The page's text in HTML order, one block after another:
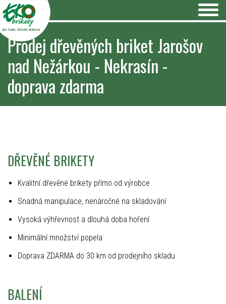
pro teplo Vašeho domova
Prodej dřevěných briket Jarošov
nad Nežárkou - Nekrasín -
doprava zdarma
DŘEVĚNÉ BRIKETY
Kvalitní dřevěné brikety přímo od výrobce
Snadná manipulace, nenáročné na skladování
Vysoká výhřevnost a dlouhá doba hoření
Minimální množství popela
Doprava ZDARMA do 30 km od prodejního skladu
BALENÍ